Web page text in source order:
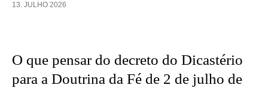
13. JULHO 2026
O que pensar do decreto do Dicastério
para a Doutrina da Fé de 2 de julho de